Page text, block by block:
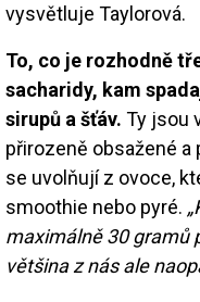
vysvětluje Taylorová.
To, co je rozhodně
sacharidy, kam
sirupů a šťáv. Ty jsou
přirozeně obsažené a
se uvolňují z ovoce,
smoothie nebo pyré.
maximálně 30 gramů
většina z nás ale